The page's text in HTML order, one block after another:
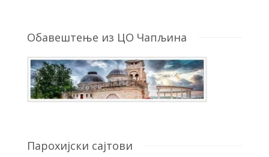
Обавештење из ЦО Чапљина
Парохијски сајтови